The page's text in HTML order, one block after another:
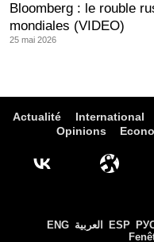
Bloomberg : le rouble
mondiales (VIDEO)
25 mai 2026
Actualité International
Opinions
ENG العربية ESP